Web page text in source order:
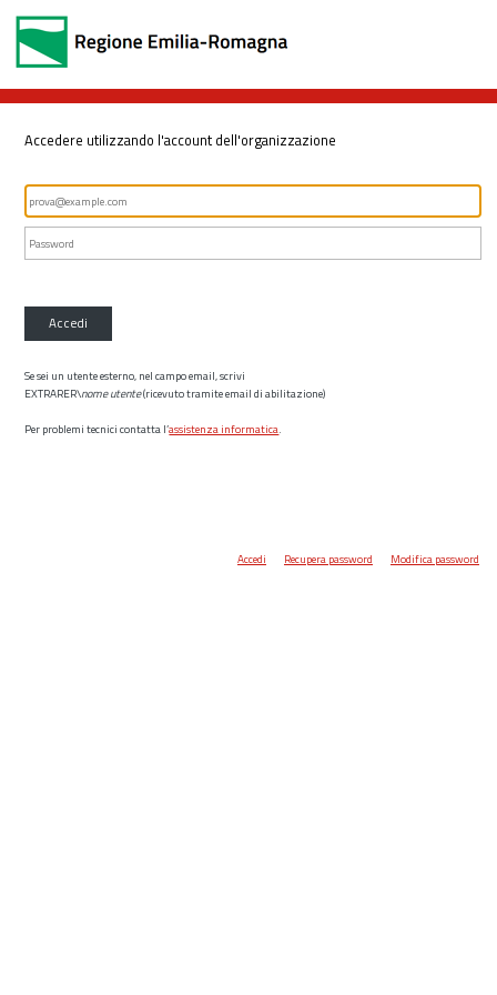
Accedere utilizzando l'account dell'organizzazione
Accedi
Se sei un utente esterno, nel campo email, scrivi
EXTRARER\nome utente(ricevuto tramite email di abilitazione)
Per problemi tecnici contatta l’assistenza informatica.
Accedi Recupera password Modifica password